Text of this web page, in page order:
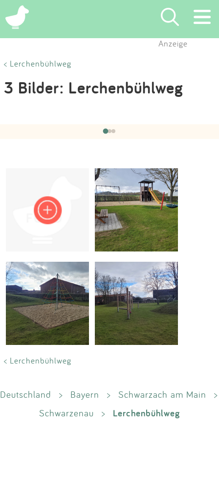
×
Eintragen
Partner
Kontakt
Impressum
Anmelden
Anzeige
< Lerchenbühlweg
3 Bilder: Lerchenbühlweg
< Lerchenbühlweg
Deutschland > Bayern > Schwarzach am Main
>
Schwarzenau
> Lerchenbühlweg